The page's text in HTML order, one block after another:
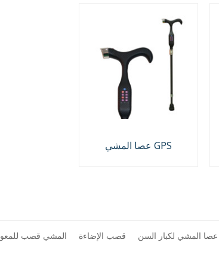
GPS عصا المشي
عصا المشي لكبار السن قصب الإضاءة المشي قصب